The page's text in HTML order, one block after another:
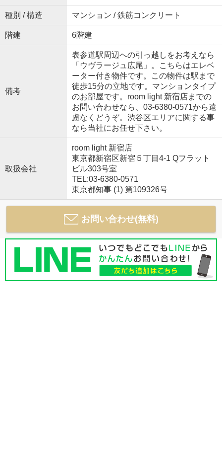
種別 / 構造 マンション / 鉄筋コンクリート
階建 6階建
備考
表参道駅周辺への引っ越しをお考えなら
「ウヴラージュ広尾」。こちらはエレベ
ーター付き物件です。この物件は駅まで
徒歩15分の立地です。マンションタイプ
のお部屋です。room light 新宿店までの
お問い合わせなら、03-6380-0571から遠
慮なくどうぞ。渋谷区エリアに関する事
なら当社にお任せ下さい。
取扱会社
room light 新宿店
東京都新宿区新宿５丁目4-1 Qフラット
ビル303号室
TEL:03-6380-0571
東京都知事 (1) 第109326号
お問い合わせ(無料)